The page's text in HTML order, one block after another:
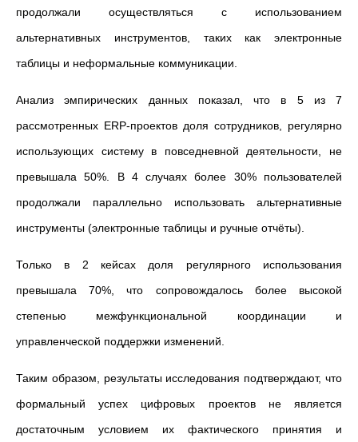
продолжали осуществляться с использованием
альтернативных инструментов, таких как электронные
таблицы и неформальные коммуникации.
Анализ эмпирических данных показал, что в 5 из 7
рассмотренных ERP-проектов доля сотрудников, регулярно
использующих систему в повседневной деятельности, не
превышала 50%. В 4 случаях более 30% пользователей
продолжали параллельно использовать альтернативные
инструменты (электронные таблицы и ручные отчёты).
Только в 2 кейсах доля регулярного использования
превышала 70%, что сопровождалось более высокой
степенью межфункциональной координации и
управленческой поддержки изменений.
Таким образом, результаты исследования подтверждают, что
формальный успех цифровых проектов не является
достаточным условием их фактического принятия и